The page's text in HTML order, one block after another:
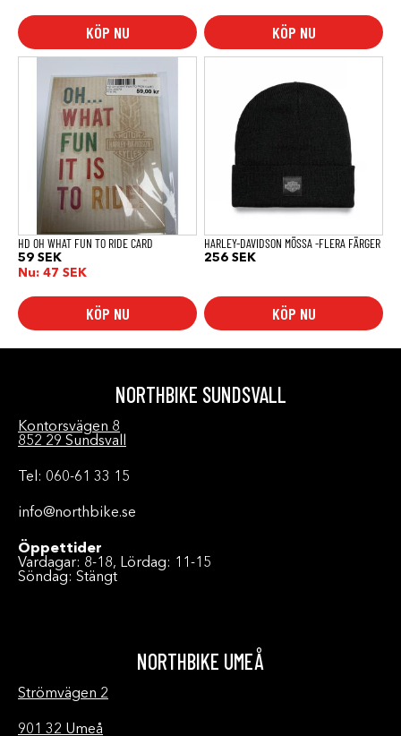
KÖP NU KÖP NU
HD OH WHAT FUN TO RIDE CARD
59 SEK
Nu: 47 SEK
KÖP NU
HARLEY-DAVIDSON MÖSSA -FLERA FÄRGER
256 SEK
KÖP NU
produkten
varianter.
olika
alternativen
väljas
produktsidan
NORTHBIKE SUNDSVALL
Kontorsvägen 8
852 29 Sundsvall
Tel: 060-61 33 15
info@northbike.se
Öppettider
Vardagar: 8-18, Lördag: 11-15
Söndag: Stängt
NORTHBIKE UMEÅ
Strömvägen 2
901 32 Umeå